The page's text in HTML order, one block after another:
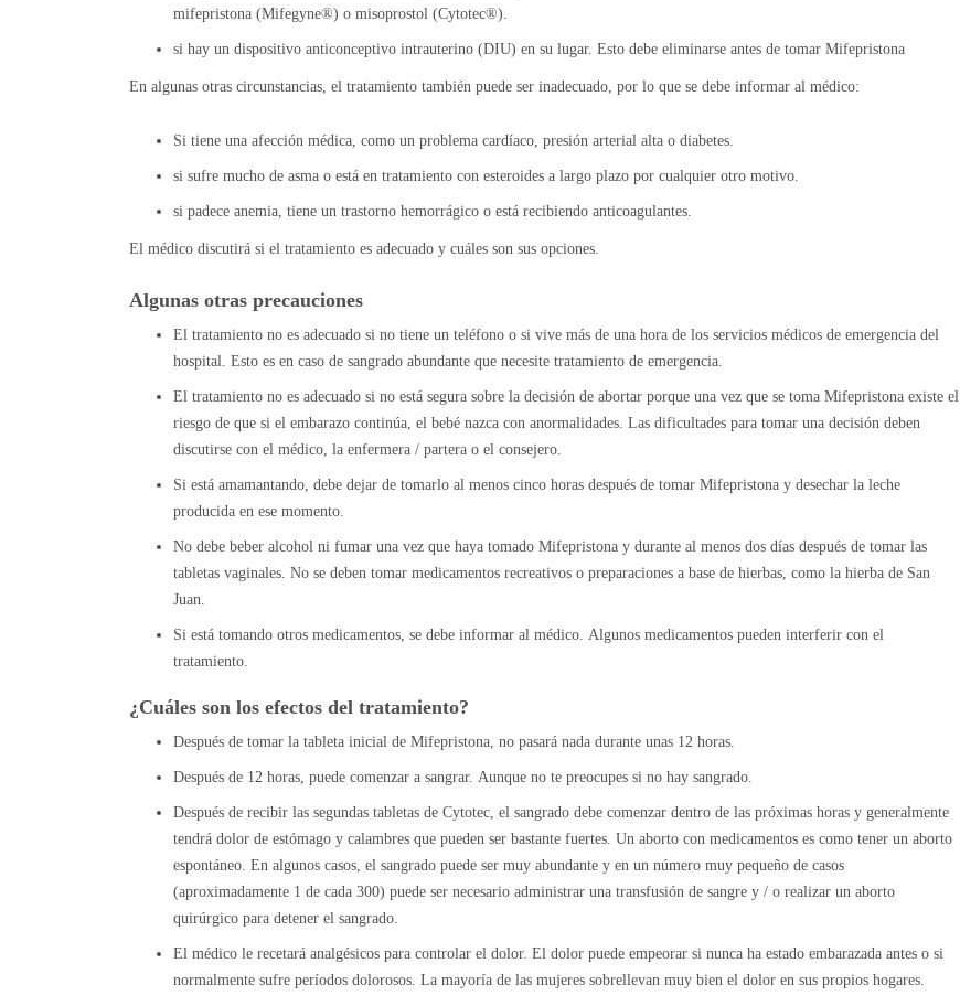
mifepristona (Mifegyne®) o misoprostol (Cytotec®).
si hay un dispositivo anticonceptivo intrauterino (DIU) en su lugar. Esto debe eliminarse antes de tomar Mifepristona
En algunas otras circunstancias, el tratamiento también puede ser inadecuado, por lo que se debe informar al médico:
Si tiene una afección médica, como un problema cardíaco, presión arterial alta o diabetes.
si sufre mucho de asma o está en tratamiento con esteroides a largo plazo por cualquier otro motivo.
si padece anemia, tiene un trastorno hemorrágico o está recibiendo anticoagulantes.
El médico discutirá si el tratamiento es adecuado y cuáles son sus opciones.
Algunas otras precauciones
El tratamiento no es adecuado si no tiene un teléfono o si vive más de una hora de los servicios médicos de emergencia del
hospital. Esto es en caso de sangrado abundante que necesite tratamiento de emergencia.
El tratamiento no es adecuado si no está segura sobre la decisión de abortar porque una vez que se toma Mifepristona existe el
riesgo de que si el embarazo continúa, el bebé nazca con anormalidades. Las dificultades para tomar una decisión deben
discutirse con el médico, la enfermera / partera o el consejero.
Si está amamantando, debe dejar de tomarlo al menos cinco horas después de tomar Mifepristona y desechar la leche
producida en ese momento.
No debe beber alcohol ni fumar una vez que haya tomado Mifepristona y durante al menos dos días después de tomar las
tabletas vaginales. No se deben tomar medicamentos recreativos o preparaciones a base de hierbas, como la hierba de San
Juan.
Si está tomando otros medicamentos, se debe informar al médico. Algunos medicamentos pueden interferir con el
tratamiento.
¿Cuáles son los efectos del tratamiento?
Después de tomar la tableta inicial de Mifepristona, no pasará nada durante unas 12 horas.
Después de 12 horas, puede comenzar a sangrar. Aunque no te preocupes si no hay sangrado.
Después de recibir las segundas tabletas de Cytotec, el sangrado debe comenzar dentro de las próximas horas y generalmente
tendrá dolor de estómago y calambres que pueden ser bastante fuertes. Un aborto con medicamentos es como tener un aborto
espontáneo. En algunos casos, el sangrado puede ser muy abundante y en un número muy pequeño de casos
(aproximadamente 1 de cada 300) puede ser necesario administrar una transfusión de sangre y / o realizar un aborto
quirúrgico para detener el sangrado.
El médico le recetará analgésicos para controlar el dolor. El dolor puede empeorar si nunca ha estado embarazada antes o si
normalmente sufre períodos dolorosos. La mayoría de las mujeres sobrellevan muy bien el dolor en sus propios hogares.